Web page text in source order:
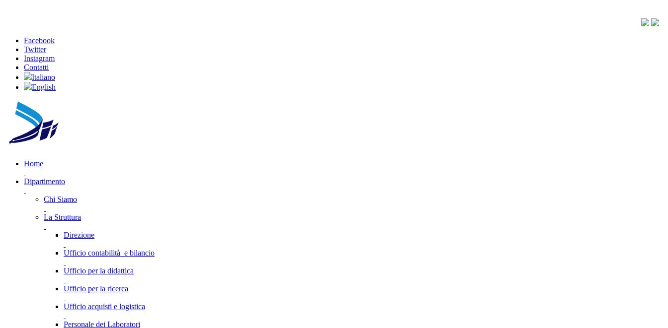
Facebook
Twitter
Instagram
Contatti
Italiano
English
Home
Dipartimento
Chi Siamo
La Struttura
Direzione
Ufficio contabilità e bilancio
Ufficio per la didattica
Ufficio per la ricerca
Ufficio acquisti e logistica
Personale dei Laboratori